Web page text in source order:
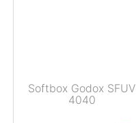
Softbox Godox SFUV
4040